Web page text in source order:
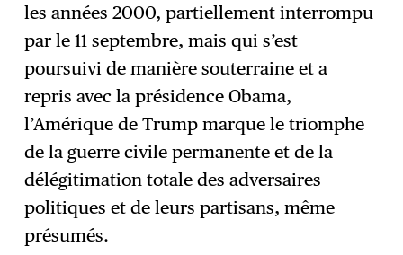
les années 2000, partiellement interrompu
par le 11 septembre, mais qui s’est
poursuivi de manière souterraine et a
repris avec la présidence Obama,
l’Amérique de Trump marque le triomphe
de la guerre civile permanente et de la
délégitimation totale des adversaires
politiques et de leurs partisans, même
présumés.